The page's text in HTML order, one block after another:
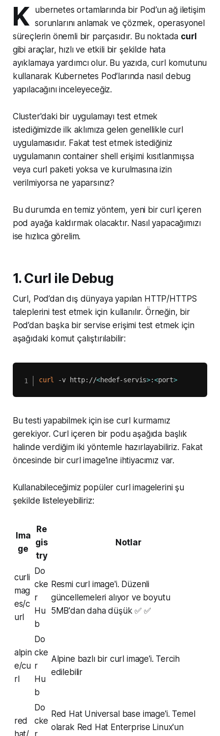
K ubernetes ortamlarında bir Pod’un ağ iletişim
sorunlarını anlamak ve çözmek, operasyonel
süreçlerin önemli bir parçasıdır. Bu noktada curl
gibi araçlar, hızlı ve etkili bir şekilde hata
ayıklamaya yardımcı olur. Bu yazıda, curl komutunu
kullanarak Kubernetes Pod’larında nasıl debug
yapılacağını inceleyeceğiz.
Cluster'daki bir uygulamayı test etmek
istediğimizde ilk aklımıza gelen genellikle curl
uygulamasıdır. Fakat test etmek istediğiniz
uygulamanın container shell erişimi kısıtlanmışsa
veya curl paketi yoksa ve kurulmasına izin
verilmiyorsa ne yaparsınız?
Bu durumda en temiz yöntem, yeni bir curl içeren
pod ayağa kaldırmak olacaktır. Nasıl yapacağımızı
ise hızlıca görelim.
1. Curl ile Debug
Curl, Pod’dan dış dünyaya yapılan HTTP/HTTPS
taleplerini test etmek için kullanılır. Örneğin, bir
Pod’dan başka bir servise erişimi test etmek için
aşağıdaki komut çalıştırılabilir:
curl -v http://<hedef-servis>:<port>
Bu testi yapabilmek için ise curl kurmamız
gerekiyor. Curl içeren bir podu aşağıda başlık
halinde verdiğim iki yöntemle hazırlayabiliriz. Fakat
öncesinde bir curl image'ine ihtiyacımız var.
Kullanabileceğimiz popüler curl imagelerini şu
şekilde listeleyebiliriz:
Ima
ge
Re
gis
try
Notlar
curli
mag
es/c
url
Do
cke
r
Hu
b
Resmi curl image'i. Düzenli
güncellemeleri alıyor ve boyutu
5MB'dan daha düşük ✅ ✅
alpin
e/cu
rl
Do
cke
r
Hu
b
Alpine bazlı bir curl image'i. Tercih
edilebilir
red
Do
cke
Red Hat Universal base image'i. Temel
olarak Red Hat Enterprise Linux'un